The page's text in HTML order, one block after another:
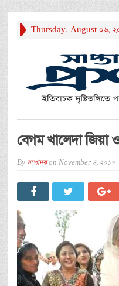
Thursday, August 06,
বেগম খালেদা জিয়া
By সম্পাদকon November 4, 2017